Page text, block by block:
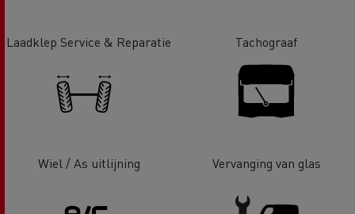
Laadklep Service & Reparatie Tachograaf
Wiel / As uitlijning Vervanging van glas